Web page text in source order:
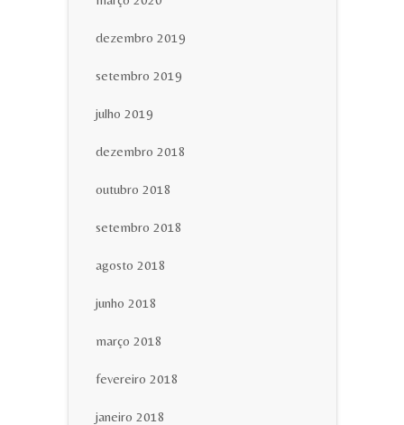
dezembro 2019
setembro 2019
julho 2019
dezembro 2018
outubro 2018
setembro 2018
agosto 2018
junho 2018
março 2018
fevereiro 2018
janeiro 2018